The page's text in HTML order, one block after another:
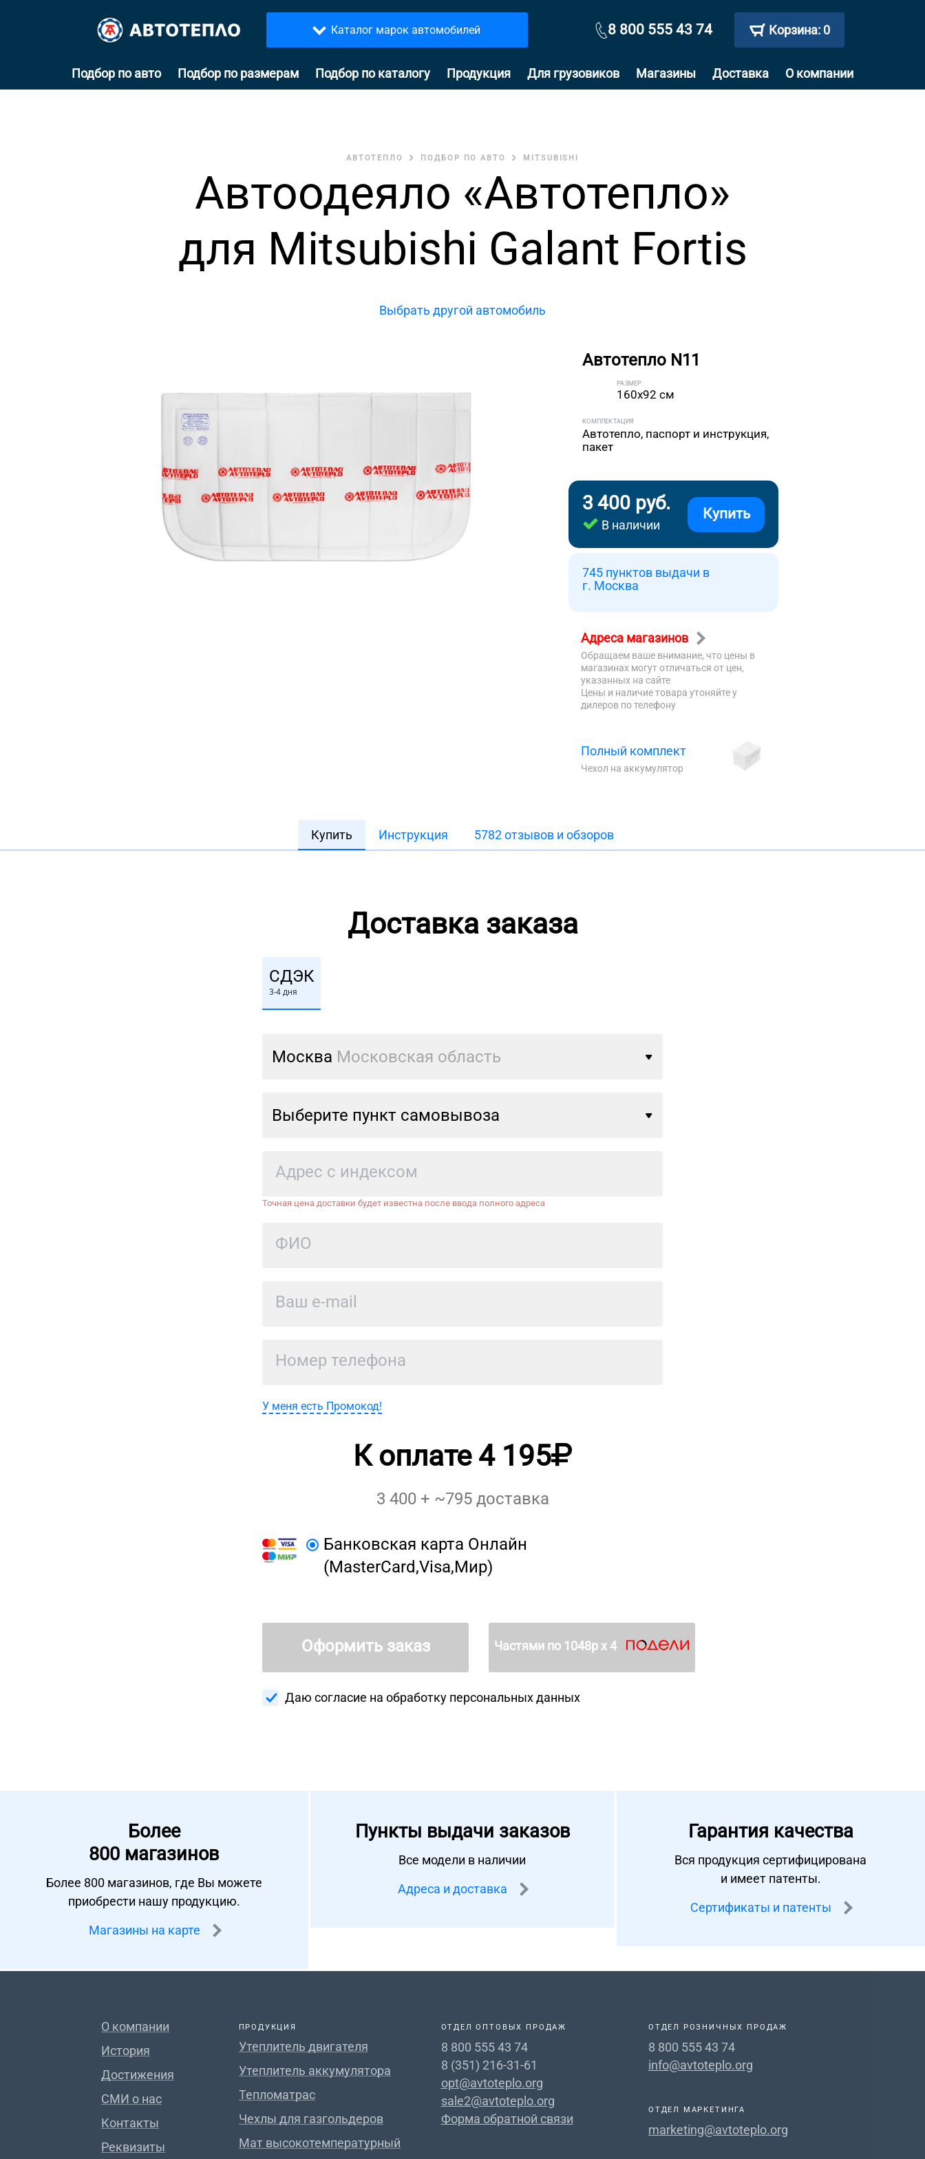
Каталог марок автомобилей 8 800 555 43 74 Корзина: 0
Подбор по авто Подбор по размерам Подбор по каталогу Продукция Для грузовиков Магазины Доставка О компании
АВТОТЕПЛО ПОДБОР ПО АВТО MITSUBISHI
Автоодеяло «Автотепло»
для Mitsubishi Galant Fortis
Выбрать другой автомобиль
Автотепло N11
РАЗМЕР
160x92 см
КОМПЛЕКТАЦИЯ
Автотепло, паспорт и инструкция,
пакет
3 400 руб.
В наличии
Купить
745 пунктов выдачи в
г. Москва
Адреса магазинов
Обращаем ваше внимание, что цены в
магазинах могут отличаться от цен,
указанных на сайте
Цены и наличие товара утоняйте у
дилеров по телефону
Полный комплект
Чехол на аккумулятор
Купить Инструкция 5782 отзывов и обзоров
Доставка заказа
СДЭК
3-4 дня
Москва Московская область
Выберите пункт самовывоза
Точная цена доставки будет известна после ввода полного адреса
У меня есть Промокод!
К оплате 4 195
3 400 + ~795доставка
Банковская карта Онлайн
(MasterCard,Visa,Мир)
Оформить заказ Частями по 1048р х 4
Даю согласие на обработку персональных данных
Более
800 магазинов
Более 800 магазинов, где Вы можете
приобрести нашу продукцию.
Магазины на карте
Пункты выдачи заказов
Все модели в наличии
Адреса и доставка
Гарантия качества
Вся продукция сертифицирована
и имеет патенты.
Сертификаты и патенты
О компании
История
Достижения
СМИ о нас
Контакты
Реквизиты
ПРОДУКЦИЯ
Утеплитель двигателя
Утеплитель аккумулятора
Тепломатрас
Чехлы для газгольдеров
Мат высокотемпературный
ОТДЕЛ ОПТОВЫХ ПРОДАЖ
8 800 555 43 74
8 (351) 216-31-61
opt@avtoteplo.org
sale2@avtoteplo.org
Форма обратной связи
ОТДЕЛ РОЗНИЧНЫХ ПРОДАЖ
8 800 555 43 74
info@avtoteplo.org
ОТДЕЛ МАРКЕТИНГА
marketing@avtoteplo.org